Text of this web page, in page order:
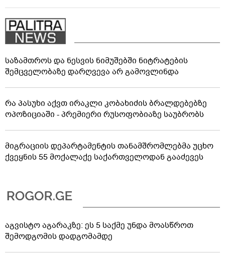
საზამთროს და ნესვის ნიმუშებში ნიტრატების
შემცველობაზე დარღვევა არ გამოვლინდა
რა პასუხი აქვთ ირაკლი კობახიძის ბრალდებებზე
ოპოზიციაში - პრემიერი რუსოფობიაზე საუბრობს
მიგრაციის დეპარტამენტის თანამშრომლებმა უცხო
ქვეყნის 55 მოქალაქე საქართველოდან გააძევეს
აგვისტო აგარაკზე: ეს 5 საქმე უნდა მოასწროთ
შემოდგომის დადგომამდე